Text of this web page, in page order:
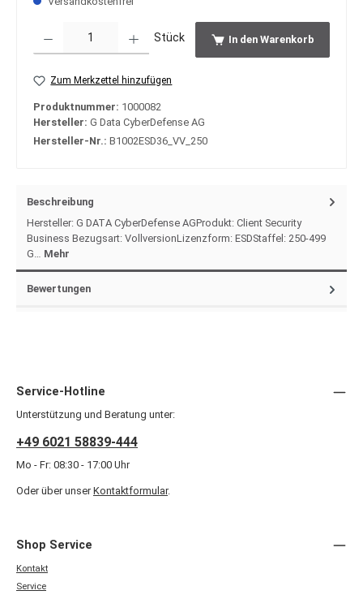
Stück In den Warenkorb
Zum Merkzettel hinzufügen
Produktnummer: 1000082
Hersteller: G Data CyberDefense AG
Hersteller-Nr.: B1002ESD36_VV_250
Beschreibung
Hersteller: G DATA CyberDefense AGProdukt: Client Security
Business Bezugsart: VollversionLizenzform: ESDStaffel: 250-499
G… Mehr
Bewertungen
Service-Hotline
Unterstützung und Beratung unter:
+49 6021 58839-444
Mo - Fr: 08:30 - 17:00 Uhr
Oder über unser Kontaktformular.
Shop Service
Kontakt
Service